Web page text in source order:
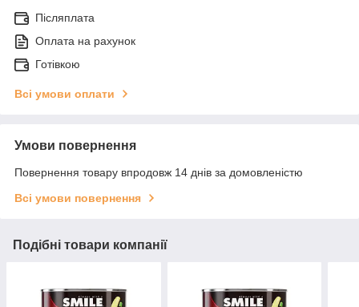
Післяплата
Оплата на рахунок
Готівкою
Всі умови оплати
Умови повернення
Повернення товару впродовж 14 днів за домовленістю
Всі умови повернення
Подібні товари компанії